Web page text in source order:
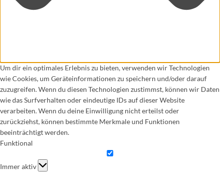
Um dir ein optimales Erlebnis zu bieten, verwenden wir Technologien
wie Cookies, um Geräteinformationen zu speichern und/oder darauf
zuzugreifen. Wenn du diesen Technologien zustimmst, können wir Daten
wie das Surfverhalten oder eindeutige IDs auf dieser Website
verarbeiten. Wenn du deine Einwilligung nicht erteilst oder
zurückziehst, können bestimmte Merkmale und Funktionen
beeinträchtigt werden.
Funktional
Funktional
Immer aktiv